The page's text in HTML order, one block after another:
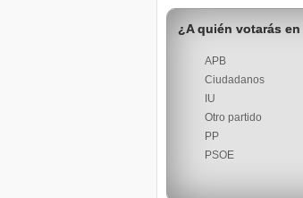
¿A quién votarás
APB
Ciudadanos
IU
Otro partido
PP
PSOE